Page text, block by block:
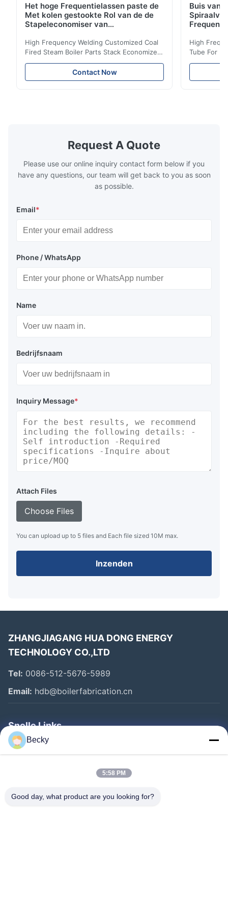
Het hoge Frequentielassen paste de
Met kolen gestookte Rol van de de
Stapeleconomiser van
High Frequency Welding Customized Coal
Fired Steam Boiler Parts Stack Economizer
Coil Boiler economizer Boiler Economizer is
the energy improving device that helps to
reduce the cost of operation by saving the
boilers is generally in the temperature
range of 200°C – 250°C, so there
Contact Now
Buis van
High
Tube For
reduce the
Request A Quote
Please use our online inquiry contact form below if you
have any questions, our team will get back to you as soon
as possible.
Email*
Phone / WhatsApp
Name
Bedrijfsnaam
Inquiry Message*
Attach Files
Choose Files
You can upload up to 5 files and Each file sized 10M max.
Inzenden
ZHANGJIAGANG HUA DONG ENERGY
TECHNOLOGY CO.,LTD
Tel: 0086-512-5676-5989
Email: hdb@boilerfabrication.cn
Snelle Links
Huis
Fabrieksreis
Becky
5:58 PM
Good day, what product are you looking for?